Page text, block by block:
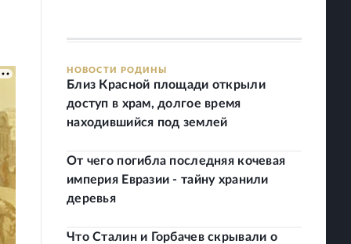
НОВОСТИ РОДИНЫ
Близ Красной площади открыли
доступ в храм, долгое время
находившийся под землей
От чего погибла последняя кочевая
империя Евразии - тайну хранили
деревья
Что Сталин и Горбачев скрывали о